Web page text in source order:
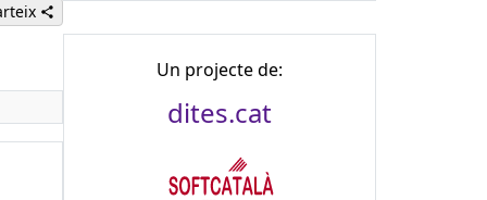
Un projecte de:
dites.cat